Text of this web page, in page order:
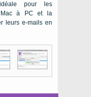
pour les
Macà PC et la
leurs e-mails en